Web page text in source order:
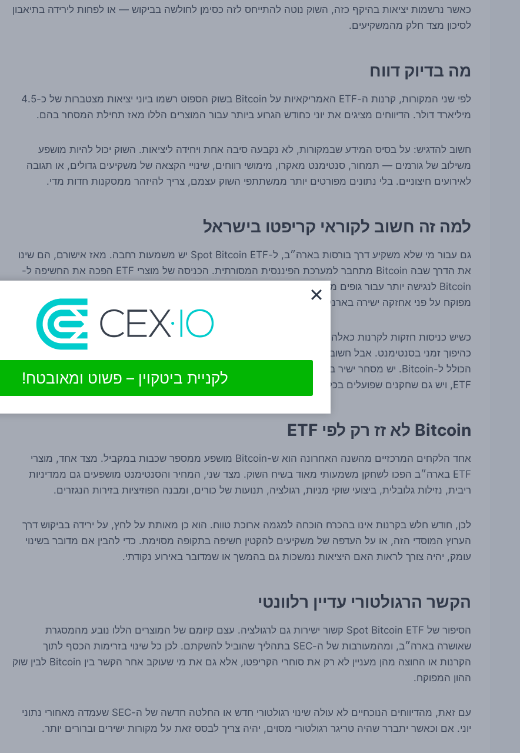
כאשר נרשמות יציאות בהיקף כזה, השוק נוטה להתייחס לזה כסימן לחולשה בביקוש — או לפחות לירידה בתיאבון
לסיכון מצד חלק מהמשקיעים.
מה בדיוק דווח
לפי שני המקורות, קרנות ה-ETF האמריקאיות על Bitcoin בשוק הספוט רשמו ביוני יציאות מצטברות של כ-4.5
מיליארד דולר. הדיווחים מציגים את יוני כחודש הגרוע ביותר עבור המוצרים הללו מאז תחילת המסחר בהם.
חשוב להדגיש: על בסיס המידע שבמקורות, לא נקבעה סיבה אחת ויחידה ליציאות. השוק יכול להיות מושפע
משילוב של גורמים — תמחור, סנטימנט מאקרו, מימושי רווחים, שינויי הקצאה של משקיעים גדולים, או תגובה
לאירועים חיצוניים. בלי נתונים מפורטים יותר ממשתתפי השוק עצמם, צריך להיזהר ממסקנות חדות מדי.
למה זה חשוב לקוראי קריפטו בישראל
גם עבור מי שלא משקיע דרך בורסות בארה״ב, ל-Spot Bitcoin ETF יש משמעות רחבה. מאז אישורם, הם שינו
את הדרך שבה Bitcoin מתחבר למערכת הפיננסית המסורתית. הכניסה של מוצרי ETF הפכה את החשיפה ל-
Bitcoin לנגישה יותר עבור גופים מוסדיים, יועצים פיננסיים, חשבונות ברוקראז' ומשקיעים שמעדיפים מוצר
מפוקח על פני אחזקה ישירה בארנק.
כשיש כניסות חזקות לקרנות כאלה, רבים רואים בכך רוח גבית ל-Bitcoin. כשיש יציאות חדות, זה יכול להתפרש
כהיפוך זמני בסנטימנט. אבל חשוב לא פחות להבין את המגבלה: תנועות בקרנות ETF אינן מדד מושלם לביקוש
ETF, ויש גם שחקנים שפועלים בכלים נגזרים ולא דרך הקרנות עצמן.
Bitcoin לא זז רק לפי ETF
אחד הלקחים המרכזיים מהשנה האחרונה הוא ש-Bitcoin מושפע ממספר שכבות במקביל. מצד אחד, מוצרי
ETF בארה״ב הפכו לשחקן משמעותי מאוד בשיח השוק. מצד שני, המחיר והסנטימנט מושפעים גם ממדיניות
ריבית, נזילות גלובלית, ביצועי שוקי מניות, רגולציה, תנועות של כורים, ומבנה הפוזיציות בזירות הנגזרים.
לכן, חודש חלש בקרנות אינו בהכרח הוכחה למגמה ארוכת טווח. הוא כן מאותת על לחץ, על ירידה בביקוש דרך
הערוץ המוסדי הזה, או על העדפה של משקיעים להקטין חשיפה בתקופה מסוימת. כדי להבין אם מדובר בשינוי
עומק, יהיה צורך לראות האם היציאות נמשכות גם בהמשך או שמדובר באירוע נקודתי.
הקשר הרגולטורי עדיין רלוונטי
הסיפור של Spot Bitcoin ETF קשור ישירות גם לרגולציה. עצם קיומם של המוצרים הללו נובע מהמסגרת
שאושרה בארה״ב, ומהמעורבות של ה-SEC בתהליך שהוביל להשקתם. לכן כל שינוי בזרימות הכסף לתוך
הקרנות או החוצה מהן מעניין לא רק את סוחרי הקריפטו, אלא גם את מי שעוקב אחר הקשר בין Bitcoin לבין שוק
ההון המפוקח.
עם זאת, מהדיווחים הנוכחיים לא עולה שינוי רגולטורי חדש או החלטה חדשה של ה-SEC שעמדה מאחורי נתוני
יוני. אם וכאשר יתברר שהיה טריגר רגולטורי מסוים, יהיה צריך לבסס זאת על מקורות ישירים וברורים יותר.
לקניית ביטקוין – פשוט ומאובטח!